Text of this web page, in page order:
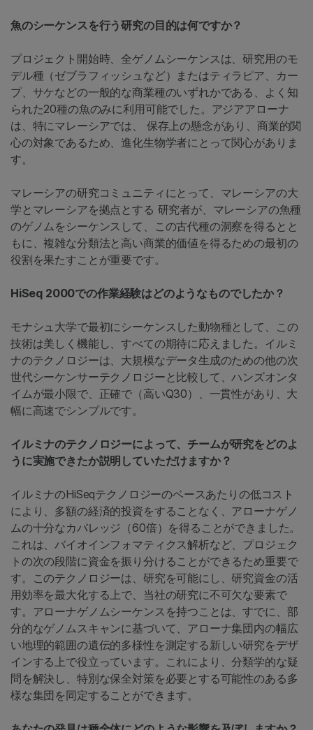
魚のシーケンスを行う研究の目的は何ですか？
プロジェクト開始時、全ゲノムシーケンスは、研究用のモ
デル種（ゼブラフィッシュなど）またはティラピア、カー
プ、サケなどの一般的な商業種のいずれかである、よく知
られた20種の魚のみに利用可能でした。アジアアローナ
は、特にマレーシアでは、 保存上の懸念があり、商業的関
心の対象であるため、進化生物学者にとって関心がありま
す。
マレーシアの研究コミュニティにとって、マレーシアの大
学とマレーシアを拠点とする 研究者が、マレーシアの魚種
のゲノムをシーケンスして、この古代種の洞察を得るとと
もに、複雑な分類法と高い商業的価値を得るための最初の
役割を果たすことが重要です。
HiSeq 2000での作業経験はどのようなものでしたか？
モナシュ大学で最初にシーケンスした動物種として、この
技術は美しく機能し、すべての期待に応えました。イルミ
ナのテクノロジーは、大規模なデータ生成のための他の次
世代シーケンサーテクノロジーと比較して、ハンズオンタ
イムが最小限で、正確で（高いQ30）、一貫性があり、大
幅に高速でシンプルです。
イルミナのテクノロジーによって、チームが研究をどのよ
うに実施できたか説明していただけますか？
イルミナのHiSeqテクノロジーのベースあたりの低コスト
により、多額の経済的投資をすることなく、アローナゲノ
ムの十分なカバレッジ（60倍）を得ることができました。
これは、バイオインフォマティクス解析など、プロジェク
トの次の段階に資金を振り分けることができるため重要で
す。このテクノロジーは、研究を可能にし、研究資金の活
用効率を最大化する上で、当社の研究に不可欠な要素で
す。アローナゲノムシーケンスを持つことは、すでに、部
分的なゲノムスキャンに基づいて、アローナ集団内の幅広
い地理的範囲の遺伝的多様性を測定する新しい研究をデザ
インする上で役立っています。これにより、分類学的な疑
問を解決し、特別な保全対策を必要とする可能性のある多
様な集団を同定することができます。